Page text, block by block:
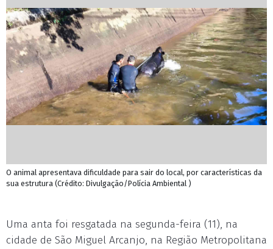
O animal apresentava dificuldade para sair do local, por características da
sua estrutura (Crédito: Divulgação/Polícia Ambiental )
Uma anta foi resgatada na segunda-feira (11), na
cidade de São Miguel Arcanjo, na Região Metropolitana